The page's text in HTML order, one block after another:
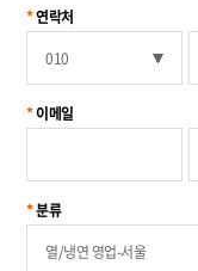
2. 개인정보의 수집 및 이용
- 등록 된 상담내용에 대한
확보 등을 위하여 사용됩니다.
- ㈜DKC는 원칙적으로 개
회사는 관계법령이 정한
- 등록된 개인정보 및 상담
- 보유기간을 이용자에게
경우 : 고지하거나 개별 공
연락처
이메일
분류